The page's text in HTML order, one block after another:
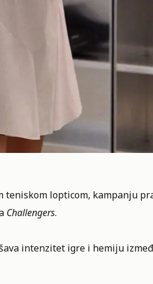
teniskom lopticom, kampanju
Challengers.
intenzitet igre i hemiju